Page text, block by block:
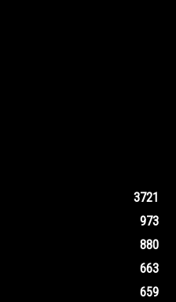
3721
973
880
663
659